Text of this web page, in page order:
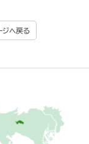
ジへ戻る